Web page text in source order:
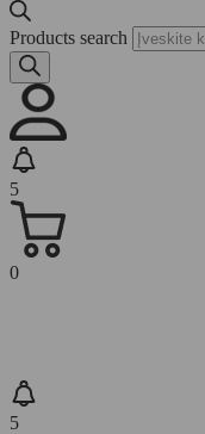
Products search
5
0
5